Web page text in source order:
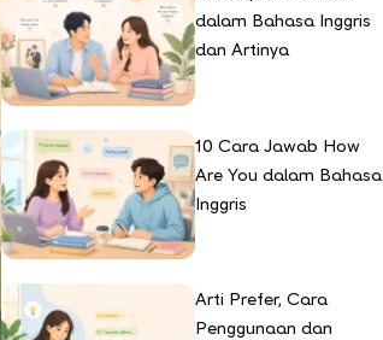
dalam Bahasa Inggris
dan Artinya
10 Cara Jawab How
Are You dalam Bahasa
Inggris
Arti Prefer, Cara
Penggunaan dan